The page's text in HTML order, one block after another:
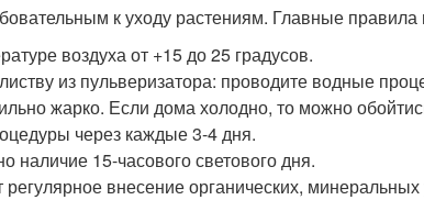
к уходу растениям. Главные
воздуха от +15 до 25 градусов.
из пульверизатора: проводите водные
жарко. Если дома холодно, то можно
через каждые 3-4 дня.
наличие 15-часового светового дня.
регулярное внесение органических,